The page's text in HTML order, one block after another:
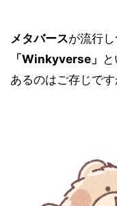
メタバースが流行
「Winkyverse」
あるのはご存じです